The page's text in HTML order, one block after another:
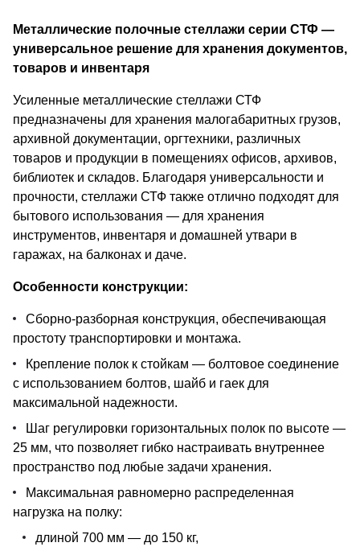
Металлические полочные стеллажи серии СТФ —
универсальное решение для хранения документов,
товаров и инвентаря
Усиленные металлические стеллажи СТФ
предназначены для хранения малогабаритных грузов,
архивной документации, оргтехники, различных
товаров и продукции в помещениях офисов, архивов,
библиотек и складов. Благодаря универсальности и
прочности, стеллажи СТФ также отлично подходят для
бытового использования — для хранения
инструментов, инвентаря и домашней утвари в
гаражах, на балконах и даче.
Особенности конструкции:
Сборно-разборная конструкция, обеспечивающая
простоту транспортировки и монтажа.
Крепление полок к стойкам — болтовое соединение
с использованием болтов, шайб и гаек для
максимальной надежности.
Шаг регулировки горизонтальных полок по высоте —
25 мм, что позволяет гибко настраивать внутреннее
пространство под любые задачи хранения.
Максимальная равномерно распределенная
нагрузка на полку:
длиной 700 мм — до 150 кг,